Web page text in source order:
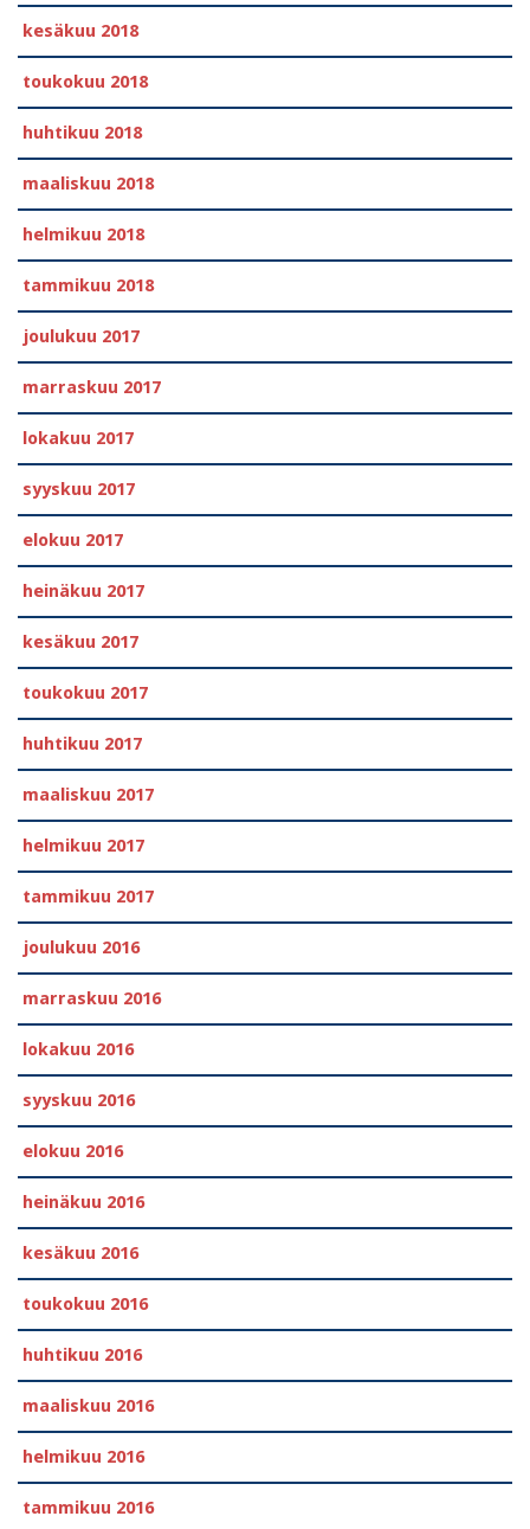
kesäkuu 2018
toukokuu 2018
huhtikuu 2018
maaliskuu 2018
helmikuu 2018
tammikuu 2018
joulukuu 2017
marraskuu 2017
lokakuu 2017
syyskuu 2017
elokuu 2017
heinäkuu 2017
kesäkuu 2017
toukokuu 2017
huhtikuu 2017
maaliskuu 2017
helmikuu 2017
tammikuu 2017
joulukuu 2016
marraskuu 2016
lokakuu 2016
syyskuu 2016
elokuu 2016
heinäkuu 2016
kesäkuu 2016
toukokuu 2016
huhtikuu 2016
maaliskuu 2016
helmikuu 2016
tammikuu 2016